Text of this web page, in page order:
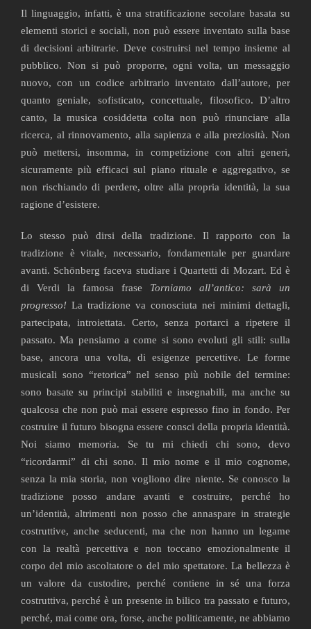
Il linguaggio, infatti, è una stratificazione secolare basata su
elementi storici e sociali, non può essere inventato sulla base
di decisioni arbitrarie. Deve costruirsi nel tempo insieme al
pubblico. Non si può proporre, ogni volta, un messaggio
nuovo, con un codice arbitrario inventato dall’autore, per
quanto geniale, sofisticato, concettuale, filosofico. D’altro
canto, la musica cosiddetta colta non può rinunciare alla
ricerca, al rinnovamento, alla sapienza e alla preziosità. Non
può mettersi, insomma, in competizione con altri generi,
sicuramente più efficaci sul piano rituale e aggregativo, se
non rischiando di perdere, oltre alla propria identità, la sua
ragione d’esistere.
Lo stesso può dirsi della tradizione. Il rapporto con la
tradizione è vitale, necessario, fondamentale per guardare
avanti. Schönberg faceva studiare i Quartetti di Mozart. Ed è
di Verdi la famosa frase Torniamo all’antico: sarà un
progresso! La tradizione va conosciuta nei minimi dettagli,
partecipata, introiettata. Certo, senza portarci a ripetere il
passato. Ma pensiamo a come si sono evoluti gli stili: sulla
base, ancora una volta, di esigenze percettive. Le forme
musicali sono “retorica” nel senso più nobile del termine:
sono basate su principi stabiliti e insegnabili, ma anche su
qualcosa che non può mai essere espresso fino in fondo. Per
costruire il futuro bisogna essere consci della propria identità.
Noi siamo memoria. Se tu mi chiedi chi sono, devo
“ricordarmi” di chi sono. Il mio nome e il mio cognome,
senza la mia storia, non vogliono dire niente. Se conosco la
tradizione posso andare avanti e costruire, perché ho
un’identità, altrimenti non posso che annaspare in strategie
costruttive, anche seducenti, ma che non hanno un legame
con la realtà percettiva e non toccano emozionalmente il
corpo del mio ascoltatore o del mio spettatore. La bellezza è
un valore da custodire, perché contiene in sé una forza
costruttiva, perché è un presente in bilico tra passato e futuro,
perché, mai come ora, forse, anche politicamente, ne abbiamo